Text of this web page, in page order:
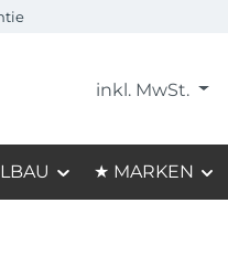
inkl. MwSt.
★ MARKEN